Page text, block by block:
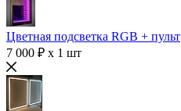
Цветная подсветка RGB + пульт
7 000 ₽ x 1 шт